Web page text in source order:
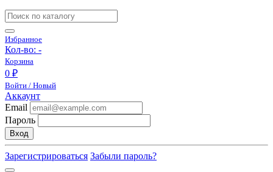
Избранное
Кол-во: -
Корзина
0 ₽
Войти / Новый
Аккаунт
Email
Пароль
Вход
Зарегистрироваться Забыли пароль?